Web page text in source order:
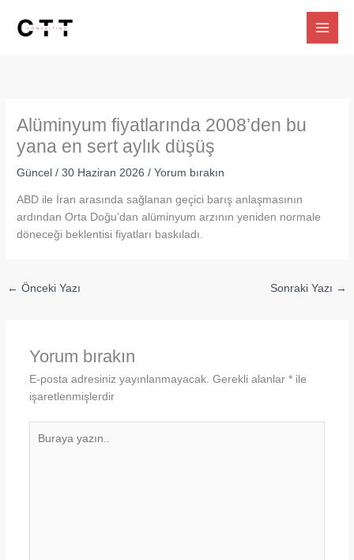
Alüminyum fiyatlarında 2008’den bu
yana en sert aylık düşüş
Güncel /30 Haziran 2026/Yorum bırakın
ABD ile İran arasında sağlanan geçici barış anlaşmasının
ardından Orta Doğu’dan alüminyum arzının yeniden normale
döneceği beklentisi fiyatları baskıladı.
← Önceki Yazı Sonraki Yazı →
Yorum bırakın
E-posta adresiniz yayınlanmayacak. Gerekli alanlar *ile
işaretlenmişlerdir